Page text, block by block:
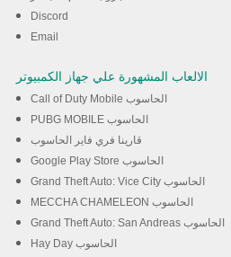
Discord
Email
الالعاب المشهورة علي جهاز الكمبيوتر
Call of Duty Mobile الحاسوب
PUBG MOBILE الحاسوب
قارينا فري فاير الحاسوب
Google Play Store الحاسوب
Grand Theft Auto: Vice City الحاسوب
MECCHA CHAMELEON الحاسوب
Grand Theft Auto: San Andreas الحاسوب
Hay Day الحاسوب